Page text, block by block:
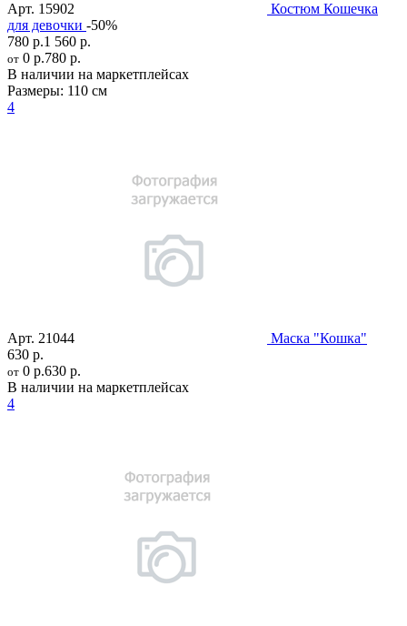
Арт. 15902
Костюм Кошечка
для девочки -50%
780 р.1 560 р.
от 0 р.780 р.
В наличии на маркетплейсах
Размеры: 110 см
4
Арт. 21044
Маска "Кошка"
630 р.
от 0 р.630 р.
В наличии на маркетплейсах
4